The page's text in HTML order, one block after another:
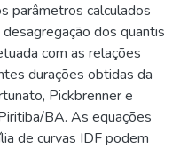
parâmetros calculados
dos quantis
com as relações
durações obtidas da
Pickbrenner e
BA. As equações
de curvas IDF podem